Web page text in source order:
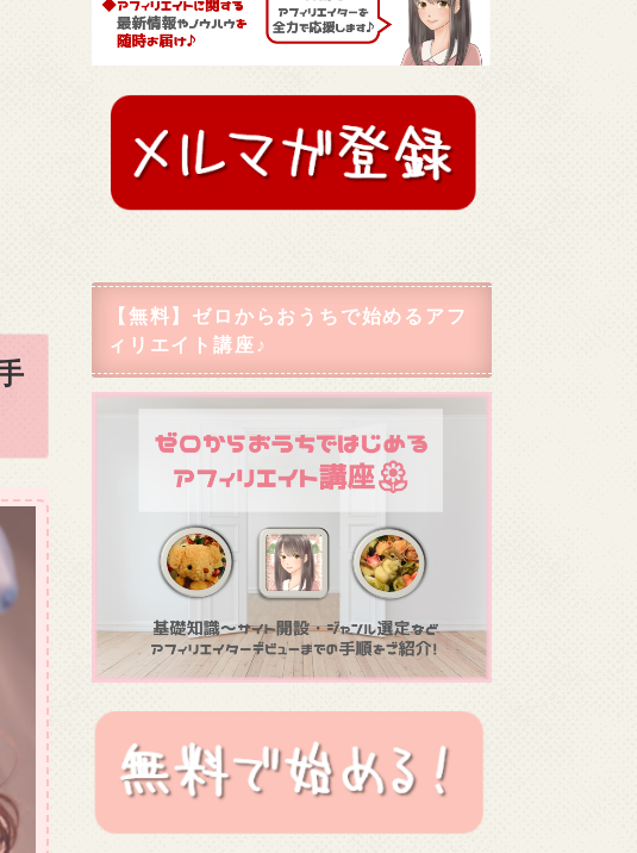
【無料】ゼロからおうちで始めるアフ
ィリエイト講座♪